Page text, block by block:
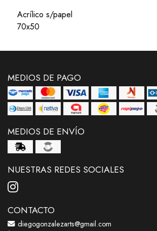
Acrílico s/papel
70x50
MEDIOS DE PAGO
MEDIOS DE ENVÍO
NUESTRAS REDES SOCIALES
CONTACTO
diegogonzalezarts@gmail.com